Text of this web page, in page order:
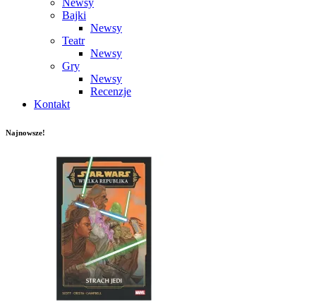
Newsy
Bajki
Newsy
Teatr
Newsy
Gry
Newsy
Recenzje
Kontakt
Najnowsze!